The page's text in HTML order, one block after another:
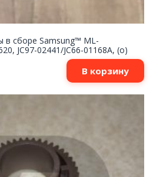
в сборе Samsung™ ML-
JC97-02441/JC66-01168A, (o)
В корзину